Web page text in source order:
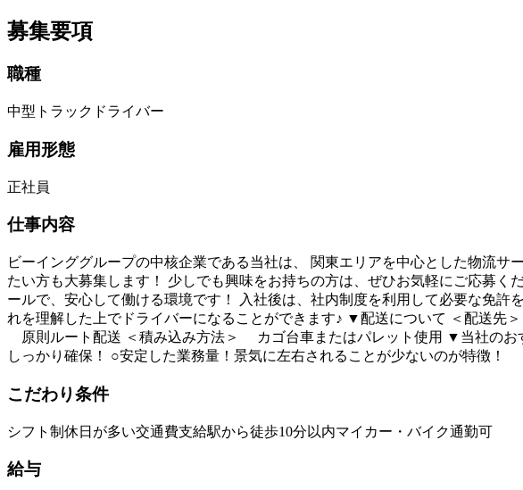
募集要項
職種
中型トラックドライバー
雇用形態
正社員
仕事内容
ビーインググループの中核企業である当社は、 関東エリアを中心とした物流
たい方も大募集します！ 少しでも興味をお持ちの方は、ぜひお気軽にご応募
ールで、安心して働ける環境です！ 入社後は、社内制度を利用して必要な免
れを理解した上でドライバーになることができます♪ ▼配送について ＜配送
原則ルート配送 ＜積み込み方法＞ カゴ台車またはパレット使用 ▼当社のお
しっかり確保！ ○安定した業務量！景気に左右されることが少ないのが特徴！
こだわり条件
シフト制 休日が多い交通費支給駅から徒歩10分以内マイカー・バイク通勤可
給与